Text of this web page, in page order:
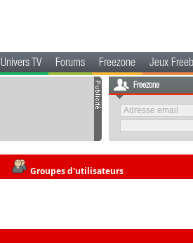
Univers TV Forums Freezone Jeux
Freezone
Groupes d'utilisateurs